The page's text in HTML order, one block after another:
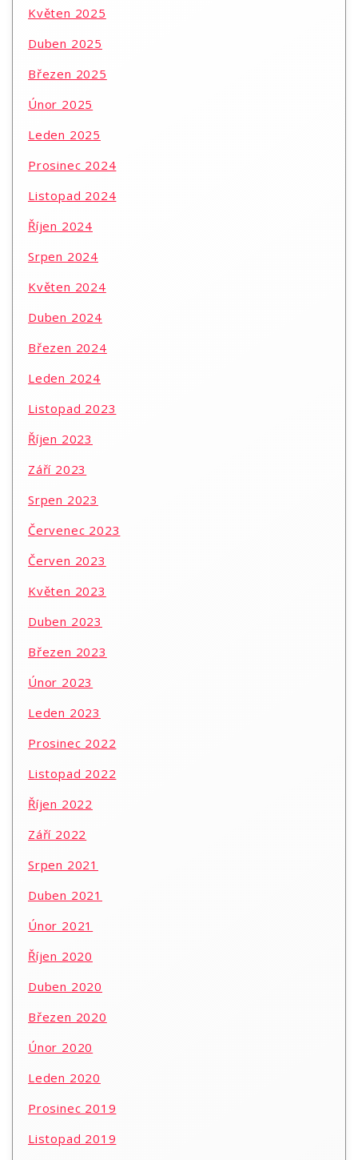
Květen 2025
Duben 2025
Březen 2025
Únor 2025
Leden 2025
Prosinec 2024
Listopad 2024
Říjen 2024
Srpen 2024
Květen 2024
Duben 2024
Březen 2024
Leden 2024
Listopad 2023
Říjen 2023
Září 2023
Srpen 2023
Červenec 2023
Červen 2023
Květen 2023
Duben 2023
Březen 2023
Únor 2023
Leden 2023
Prosinec 2022
Listopad 2022
Říjen 2022
Září 2022
Srpen 2021
Duben 2021
Únor 2021
Říjen 2020
Duben 2020
Březen 2020
Únor 2020
Leden 2020
Prosinec 2019
Listopad 2019